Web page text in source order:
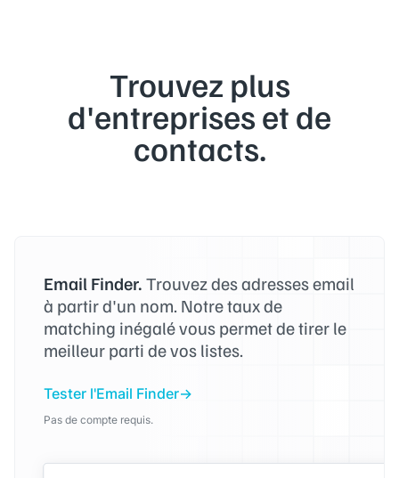
Trouvez plus
d'entreprises et de
contacts.
Email Finder. Trouvez des adresses email
à partir d'un nom. Notre taux de
matching inégalé vous permet de tirer le
meilleur parti de vos listes.
Tester l'Email Finder
Pas de compte requis.